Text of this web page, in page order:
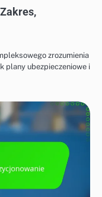
zrozumienia
plany ubezpieczeniowe i